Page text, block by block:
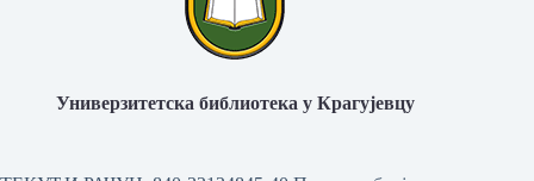
Универзитетска библиотека у Крагујевцу